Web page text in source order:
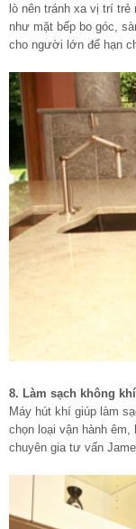
lò nên tránh xa vị trí trẻ
như mặt bếp bo góc,
cho người lớn để hạn
8. Làm sạch không khí
Máy hút khí giúp làm
chọn loại vận hành êm,
chuyên gia tư vấn